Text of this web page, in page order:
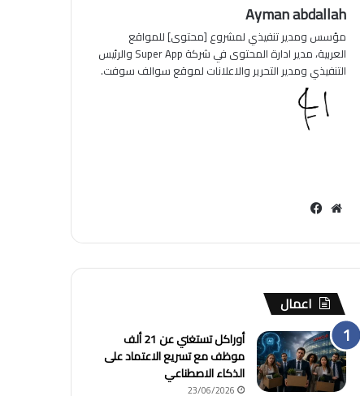
Ayman abdallah
مؤسس ومدير تنفيذي لمشروع [محتوى] للمواقع
العربية، مدير ادارة المحتوى في شركة Super App والرئيس
التنفيذي ومدير التحرير والاعلانات لموقع سوالف سوفت.
مو
الوي
ب
وك
اعمال
أوراكل تستغني عن 21 ألف
موظف مع تسريع الاعتماد على
الذكاء الاصطناعي
23/06/2026